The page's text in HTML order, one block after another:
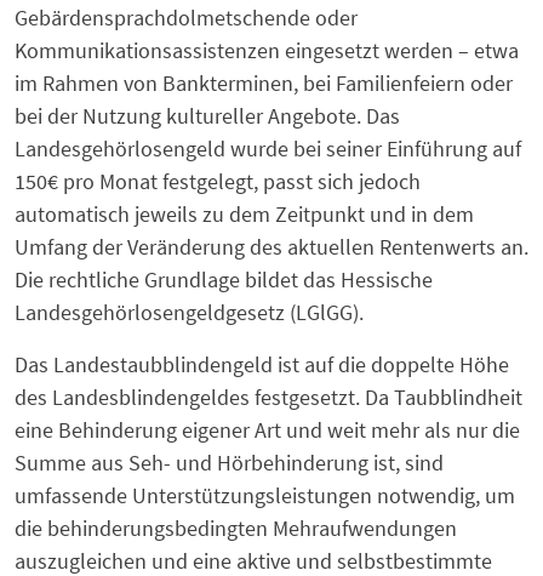
Gebärdensprachdolmetschende oder
Kommunikationsassistenzen eingesetzt werden – etwa
im Rahmen von Bankterminen, bei Familienfeiern oder
bei der Nutzung kultureller Angebote. Das
Landesgehörlosengeld wurde bei seiner Einführung auf
150€ pro Monat festgelegt, passt sich jedoch
automatisch jeweils zu dem Zeitpunkt und in dem
Umfang der Veränderung des aktuellen Rentenwerts an.
Die rechtliche Grundlage bildet das Hessische
Landesgehörlosengeldgesetz (LGlGG).
Das Landestaubblindengeld ist auf die doppelte Höhe
des Landesblindengeldes festgesetzt. Da Taubblindheit
eine Behinderung eigener Art und weit mehr als nur die
Summe aus Seh- und Hörbehinderung ist, sind
umfassende Unterstützungsleistungen notwendig, um
die behinderungsbedingten Mehraufwendungen
auszugleichen und eine aktive und selbstbestimmte